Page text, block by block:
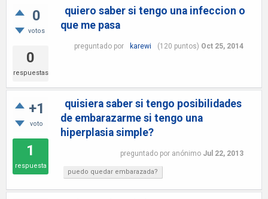
0
votos
0
respuestas
quiero saber si tengo una infeccion o
que me pasa
preguntado por karewi (120 puntos) Oct 25, 2014
+1
voto
1
respuesta
quisiera saber si tengo posibilidades
de embarazarme si tengo una
hiperplasia simple?
preguntado por anónimo Jul 22, 2013
puedo quedar embarazada?